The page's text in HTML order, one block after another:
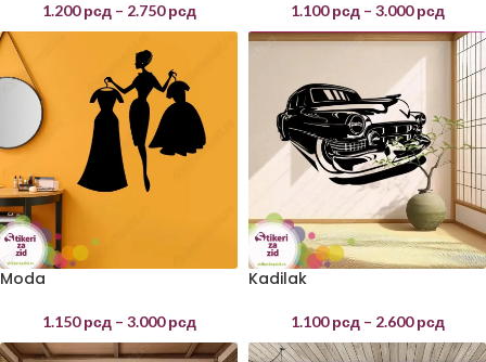
1.200рсд – 2.750рсд 1.100рсд – 3.000рсд
Moda
1.150рсд – 3.000рсд
Kadilak
1.100рсд – 2.600рсд